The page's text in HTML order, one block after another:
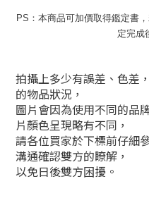
PS：本商品可加價取得鑑定書
定完成
拍攝上多少有誤差、色差
的物品狀況，
圖片會因為使用不同的品
片顏色呈現略有不同，
請各位買家於下標前仔細
溝通確認雙方的瞭解，
以免日後雙方困擾。